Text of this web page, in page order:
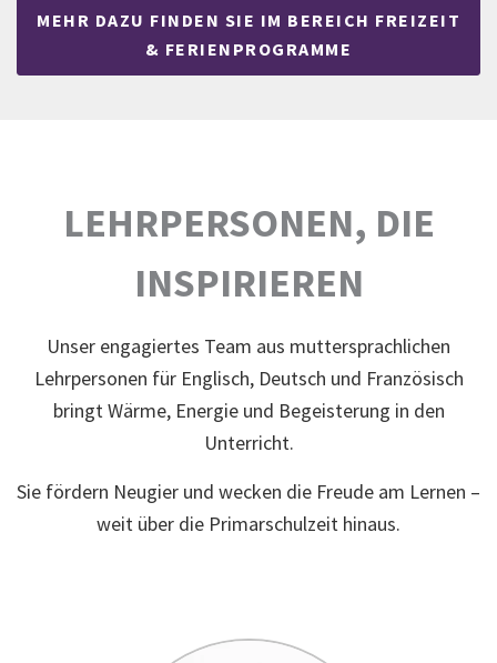
MEHR DAZU FINDEN SIE IM BEREICH FREIZEIT
& FERIENPROGRAMME
LEHRPERSONEN, DIE
INSPIRIEREN
Unser engagiertes Team aus muttersprachlichen
Lehrpersonen für Englisch, Deutsch und Französisch
bringt Wärme, Energie und Begeisterung in den
Unterricht.
Sie fördern Neugier und wecken die Freude am Lernen –
weit über die Primarschulzeit hinaus.